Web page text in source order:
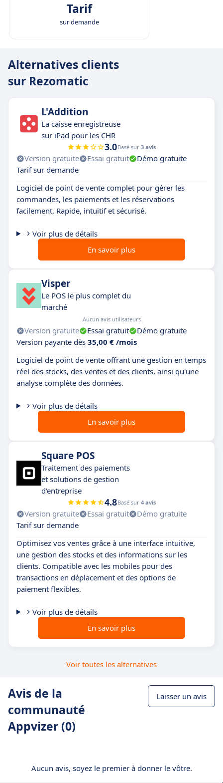
Tarif
sur demande
Alternatives clients
sur Rezomatic
L'Addition
La caisse enregistreuse
sur iPad pour les CHR
3.0Basé sur 3 avis
Version gratuite Essai gratuit
Démo gratuite
Tarif sur demande
Logiciel de point de vente complet pour gérer les
commandes, les paiements et les réservations
facilement. Rapide, intuitif et sécurisé.
Voir plus de détails
En savoir plus
Visper
Le POS le plus complet du
marché
Aucun avis utilisateurs
Version gratuite Essai gratuit
Démo gratuite
Version payante dès 35,00 € /mois
Logiciel de point de vente offrant une gestion en temps
réel des stocks, des ventes et des clients, ainsi qu'une
analyse complète des données.
Voir plus de détails
En savoir plus
Square POS
Traitement des paiements
et solutions de gestion
d'entreprise
4.8Basé sur 4 avis
Version gratuite Essai gratuit
Démo gratuite
Tarif sur demande
Optimisez vos ventes grâce à une interface intuitive,
une gestion des stocks et des informations sur les
clients. Compatible avec les mobiles pour des
transactions en déplacement et des options de
paiement flexibles.
Voir plus de détails
En savoir plus
Voir toutes les alternatives
Avis de la
communauté
Appvizer (0)
Laisser un avis
Aucun avis, soyez le premier à donner le vôtre.